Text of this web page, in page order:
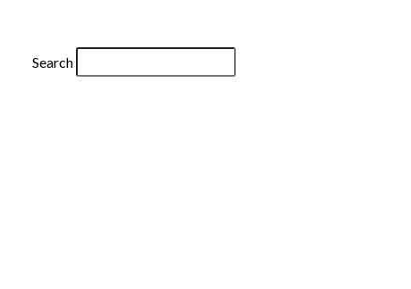
Search